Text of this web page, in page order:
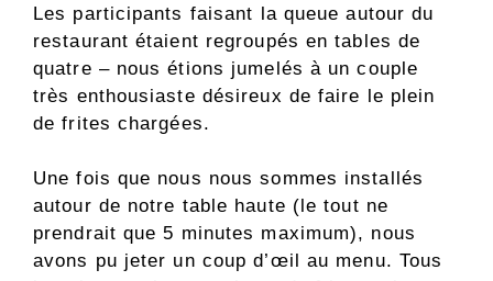
Les participants faisant la queue autour du
restaurant étaient regroupés en tables de
quatre – nous étions jumelés à un couple
très enthousiaste désireux de faire le plein
de frites chargées.
Une fois que nous nous sommes installés
autour de notre table haute (le tout ne
prendrait que 5 minutes maximum), nous
avons pu jeter un coup d’œil au menu. Tous